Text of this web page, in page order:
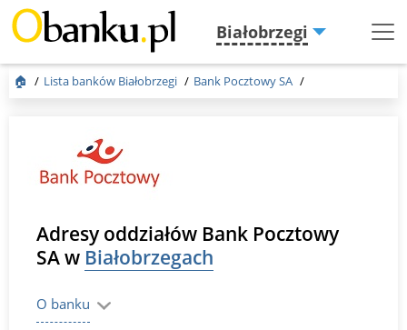
Białobrzegi
Menu
🏠 Lista banków Białobrzegi Bank Pocztowy SA
Adresy oddziałów Bank Pocztowy
SA w Białobrzegach
O banku